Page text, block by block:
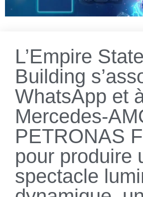
L’Empire State
Building
WhatsApp et
Mercedes-
PETRONAS
pour produire
spectacle